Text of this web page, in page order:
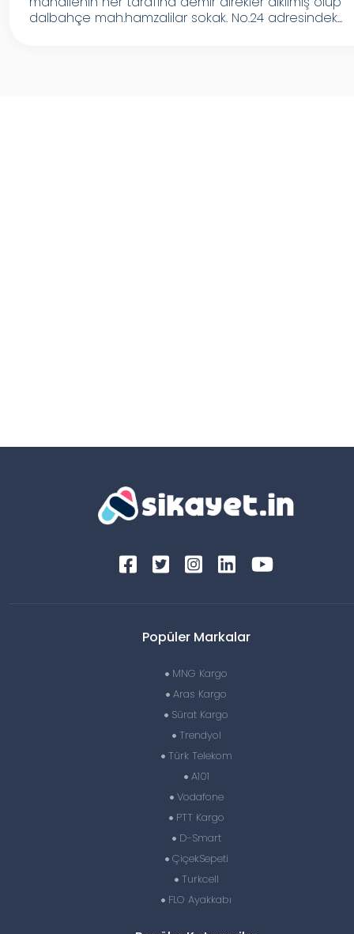
dalbahçe mah.hamzalilar sokak. No.24 adresindek...
Popüler Markalar
MNG Kargo
Aras Kargo
Sürat Kargo
Trendyol
Türk Telekom
A101
Vodafone
PTT Kargo
D-Smart
ÇiçekSepeti
Turkcell
FLO Ayakkabı